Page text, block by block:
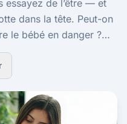
essayez de l’être — et
dans la tête. Peut-on
le bébé en danger ?